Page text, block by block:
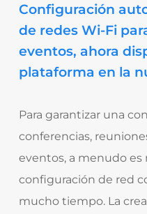
Configuración
de redes Wi-Fi
eventos, ahora
plataforma en la
Para garantizar una
conferencias,
eventos, a menudo es
configuración de red
mucho tiempo. La